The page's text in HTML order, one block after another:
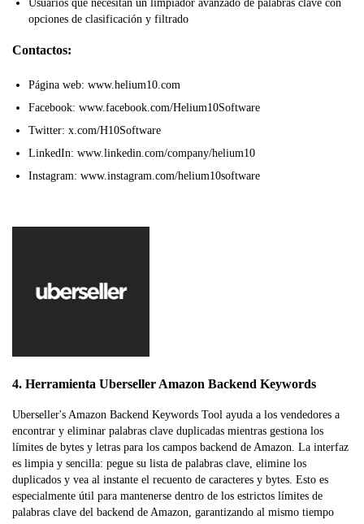
Usuarios que necesitan un limpiador avanzado de palabras clave con
opciones de clasificación y filtrado
Contactos:
Página web: www.helium10.com
Facebook: www.facebook.com/Helium10Software
Twitter: x.com/H10Software
LinkedIn: www.linkedin.com/company/helium10
Instagram: www.instagram.com/helium10software
4. Herramienta Uberseller Amazon Backend Keywords
Uberseller's Amazon Backend Keywords Tool ayuda a los vendedores a
encontrar y eliminar palabras clave duplicadas mientras gestiona los
límites de bytes y letras para los campos backend de Amazon. La interfaz
es limpia y sencilla: pegue su lista de palabras clave, elimine los
duplicados y vea al instante el recuento de caracteres y bytes. Esto es
especialmente útil para mantenerse dentro de los estrictos límites de
palabras clave del backend de Amazon, garantizando al mismo tiempo